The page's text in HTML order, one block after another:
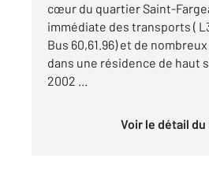
cœur du quartier Saint-
immédiate des transports (
Bus 60,61.96) et de
dans une résidence de haut
2002 ...
Voir le détail